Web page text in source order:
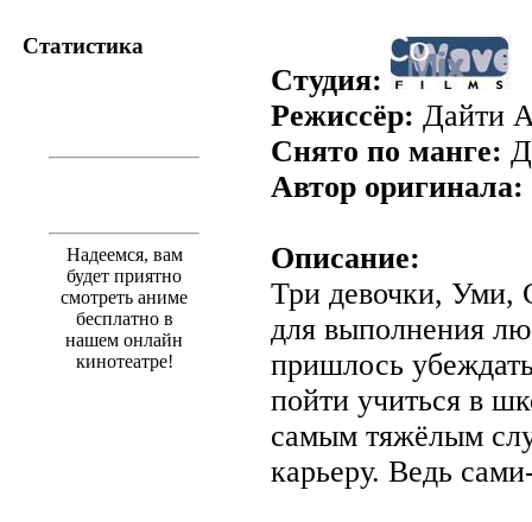
Статистика
Надеемся, вам
будет приятно
смотреть аниме
бесплатно в
нашем онлайн
кинотеатре!
Студия:
Режиссёр: Дайти
Снято по манге:
Автор оригинала:
Описание:
Три девочки, Уми,
для выполнения
пришлось
пойти учиться в
самым тяжёлым
карьеру. Ведь